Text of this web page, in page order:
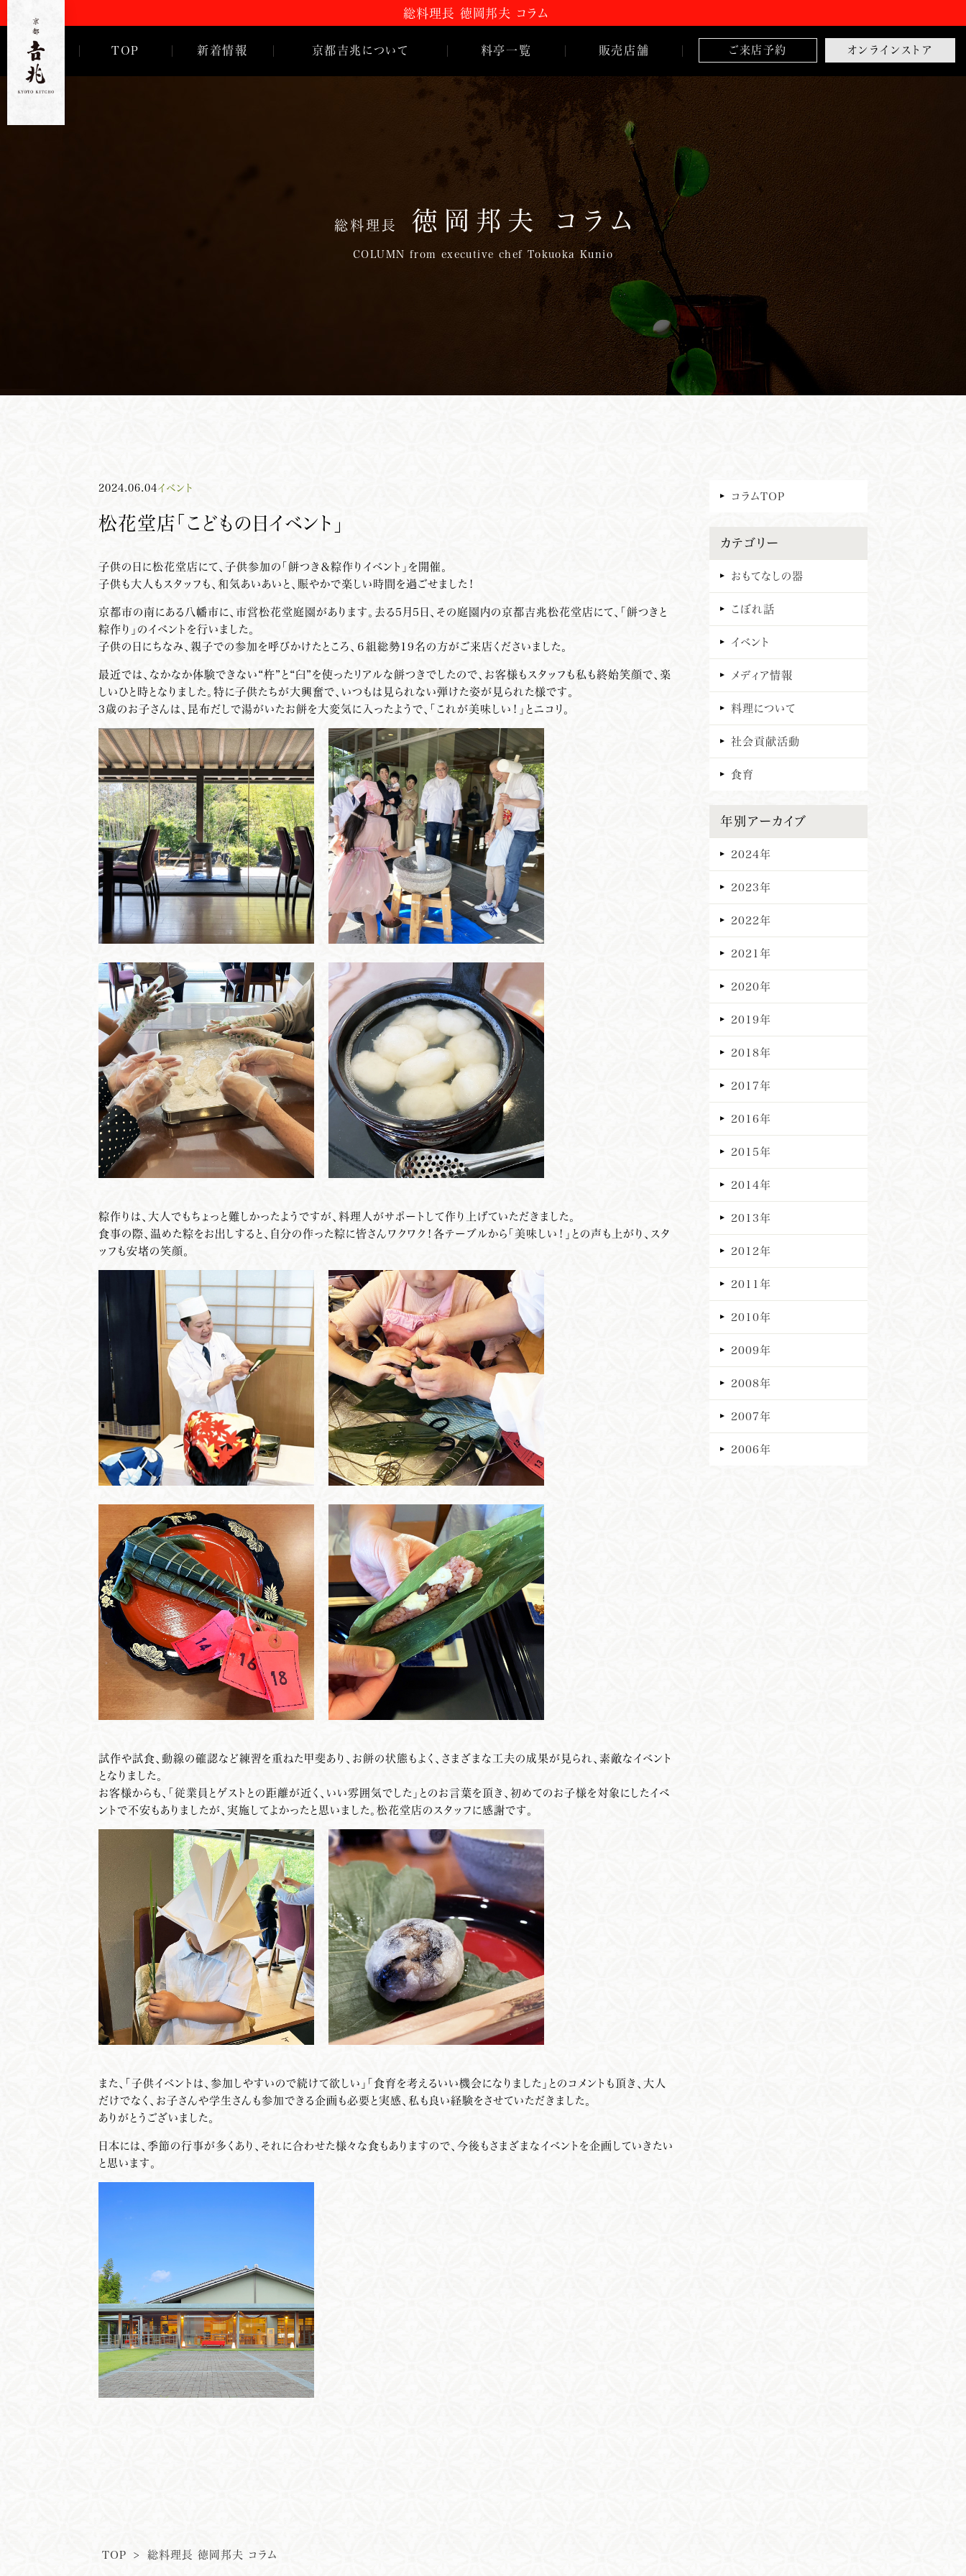
総料理長 徳岡邦夫 コラム
TOP 新着情報 京都吉兆について 料亭一覧
嵐山本店
HANA吉兆
松花堂店
名古屋店
販売店舗 ご来店予約 オンラインストア
総料理長 徳岡邦夫 コラム
COLUMN from executive chef Tokuoka Kunio
2024.06.04イベント
松花堂店「こどもの日イベント」
子供の日に松花堂店にて、子供参加の「餅つき＆粽作りイベント」を開催。
子供も大人もスタッフも、和気あいあいと、賑やかで楽しい時間を過ごせました！
京都市の南にある八幡市に、市営松花堂庭園があります。去る5月5日、その庭園内の京都吉兆松花堂店にて、「餅つきと
粽作り」のイベントを行いました。
子供の日にちなみ、親子での参加を呼びかけたところ、６組総勢19名の方がご来店くださいました。
最近では、なかなか体験できない“杵”と“臼”を使ったリアルな餅つきでしたので、お客様もスタッフも私も終始笑顔で、楽
しいひと時となりました。特に子供たちが大興奮で、いつもは見られない弾けた姿が見られた様です。
3歳のお子さんは、昆布だしで湯がいたお餅を大変気に入ったようで、「これが美味しい！」とニコリ。
粽作りは、大人でもちょっと難しかったようですが、料理人がサポートして作り上げていただきました。
食事の際、温めた粽をお出しすると、自分の作った粽に皆さんワクワク！各テーブルから「美味しい！」との声も上がり、スタ
ッフも安堵の笑顔。
試作や試食、動線の確認など練習を重ねた甲斐あり、お餅の状態もよく、さまざまな工夫の成果が見られ、素敵なイベント
となりました。
お客様からも、「従業員とゲストとの距離が近く、いい雰囲気でした」とのお言葉を頂き、初めてのお子様を対象にしたイベ
ントで不安もありましたが、実施してよかったと思いました。松花堂店のスタッフに感謝です。
また、「子供イベントは、参加しやすいので続けて欲しい」「食育を考えるいい機会になりました」とのコメントも頂き、大人
だけでなく、お子さんや学生さんも参加できる企画も必要と実感、私も良い経験をさせていただきました。
ありがとうございました。
日本には、季節の行事が多くあり、それに合わせた様々な食もありますので、今後もさまざまなイベントを企画していきたい
と思います。
コラムTOP
カテゴリー
おもてなしの器
こぼれ話
イベント
メディア情報
料理について
社会貢献活動
食育
年別アーカイブ
2024年
2023年
2022年
2021年
2020年
2019年
2018年
2017年
2016年
2015年
2014年
2013年
2012年
2011年
2010年
2009年
2008年
2007年
2006年
TOP > 総料理長 徳岡邦夫 コラム